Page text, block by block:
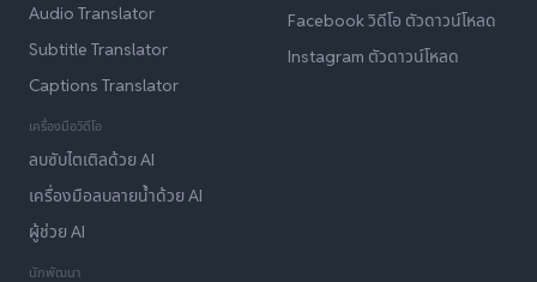
Audio Translator
Subtitle Translator
Captions Translator
เครื่องมือวิดีโอ
ลบซับไตเติลด้วย AI
เครื่องมือลบลายน้ำด้วย AI
ผู้ช่วย AI
นักพัฒนา
Facebook วิดีโอ ตัวดาวน์โหลด
Instagram ตัวดาวน์โหลด